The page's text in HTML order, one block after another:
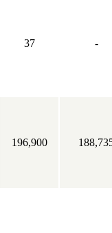
37 -
196,900